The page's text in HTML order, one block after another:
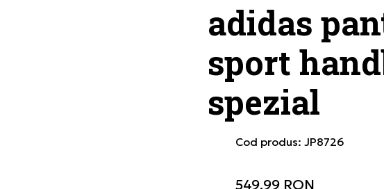
adidas
sport
spezial
Cod produs: JP8726
549,99 RON